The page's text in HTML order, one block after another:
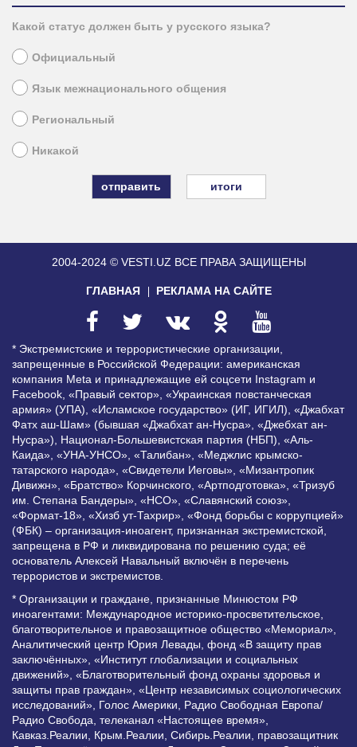
Какой статус должен быть у русского языка?
Официальный
Язык межнационального общения
Региональный
Никакой
итоги
2004-2024 © VESTI.UZ ВСЕ ПРАВА ЗАЩИЩЕНЫ
ГЛАВНАЯ РЕКЛАМА НА САЙТЕ
* Экстремистские и террористические организации,
запрещенные в Российской Федерации: американская
компания Meta и принадлежащие ей соцсети Instagram и
Facebook, «Правый сектор», «Украинская повстанческая
армия» (УПА), «Исламское государство» (ИГ, ИГИЛ), «Джабхат
Фатх аш-Шам» (бывшая «Джабхат ан-Нусра», «Джебхат ан-
Нусра»), Национал-Большевистская партия (НБП), «Аль-
Каида», «УНА-УНСО», «Талибан», «Меджлис крымско-
татарского народа», «Свидетели Иеговы», «Мизантропик
Дивижн», «Братство» Корчинского, «Артподготовка», «Тризуб
им. Степана Бандеры», «НСО», «Славянский союз»,
«Формат-18», «Хизб ут-Тахрир», «Фонд борьбы с коррупцией»
(ФБК) – организация-иноагент, признанная экстремистской,
запрещена в РФ и ликвидирована по решению суда; её
основатель Алексей Навальный включён в перечень
террористов и экстремистов.
* Организации и граждане, признанные Минюстом РФ
иноагентами: Международное историко-просветительское,
благотворительное и правозащитное общество «Мемориал»,
Аналитический центр Юрия Левады, фонд «В защиту прав
заключённых», «Институт глобализации и социальных
движений», «Благотворительный фонд охраны здоровья и
защиты прав граждан», «Центр независимых социологических
исследований», Голос Америки, Радио Свободная Европа/
Радио Свобода, телеканал «Настоящее время»,
Кавказ.Реалии, Крым.Реалии, Сибирь.Реалии, правозащитник